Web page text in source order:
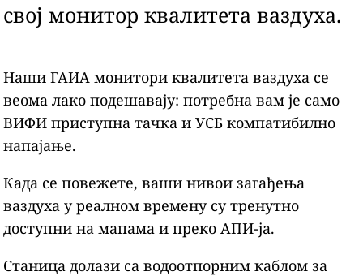
свој монитор квалитета ваздуха.
Наши ГАИА монитори квалитета ваздуха се
веома лако подешавају: потребна вам је само
ВИФИ приступна тачка и УСБ компатибилно
напајање.
Када се повежете, ваши нивои загађења
ваздуха у реалном времену су тренутно
доступни на мапама и преко АПИ-ја.
Станица долази са водоотпорним каблом за